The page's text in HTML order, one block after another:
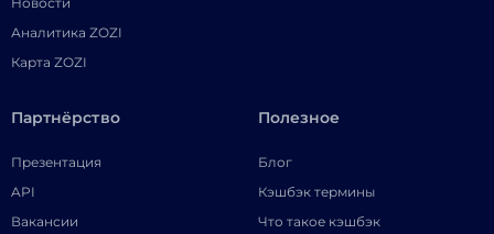
Аналитика ZOZI
Карта ZOZI
Партнёрство
Презентация
API
Вакансии
Полезное
Блог
Кэшбэк термины
Что такое кэшбэк